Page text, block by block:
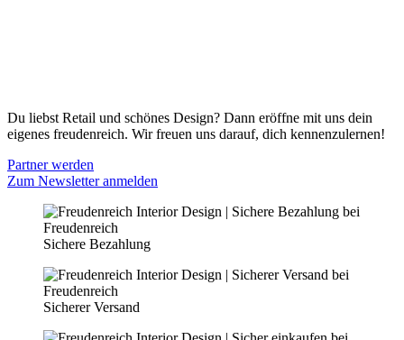
Du liebst Retail und schönes Design? Dann eröffne mit uns dein
eigenes freudenreich. Wir freuen uns darauf, dich kennenzulernen!
Partner werden
Zum Newsletter anmelden
Sichere Bezahlung
Sicherer Versand